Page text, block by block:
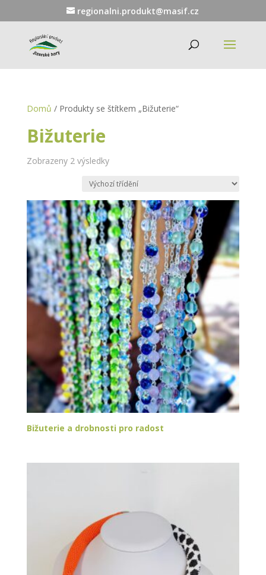
regionalni.produkt@masif.cz
Domů / Produkty se štítkem „Bižuterie“
Bižuterie
Zobrazeny 2 výsledky
Bižuterie a drobnosti pro radost